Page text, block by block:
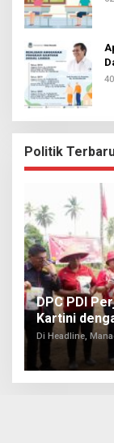
Politik
DPC PDI
Kartini
Di Headline,